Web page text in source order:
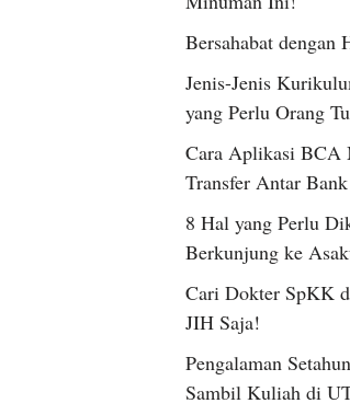
Bersahabat dengan
Jenis-Jenis
yang Perlu Orang
Cara Aplikasi BCA
Transfer Antar Bank
8 Hal yang Perlu
Berkunjung ke
Cari Dokter SpKK
JIH Saja!
Pengalaman
Sambil Kuliah di